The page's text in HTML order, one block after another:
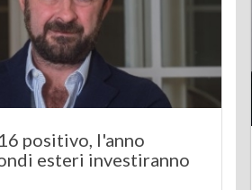
positivo, l'anno
esteri investiranno